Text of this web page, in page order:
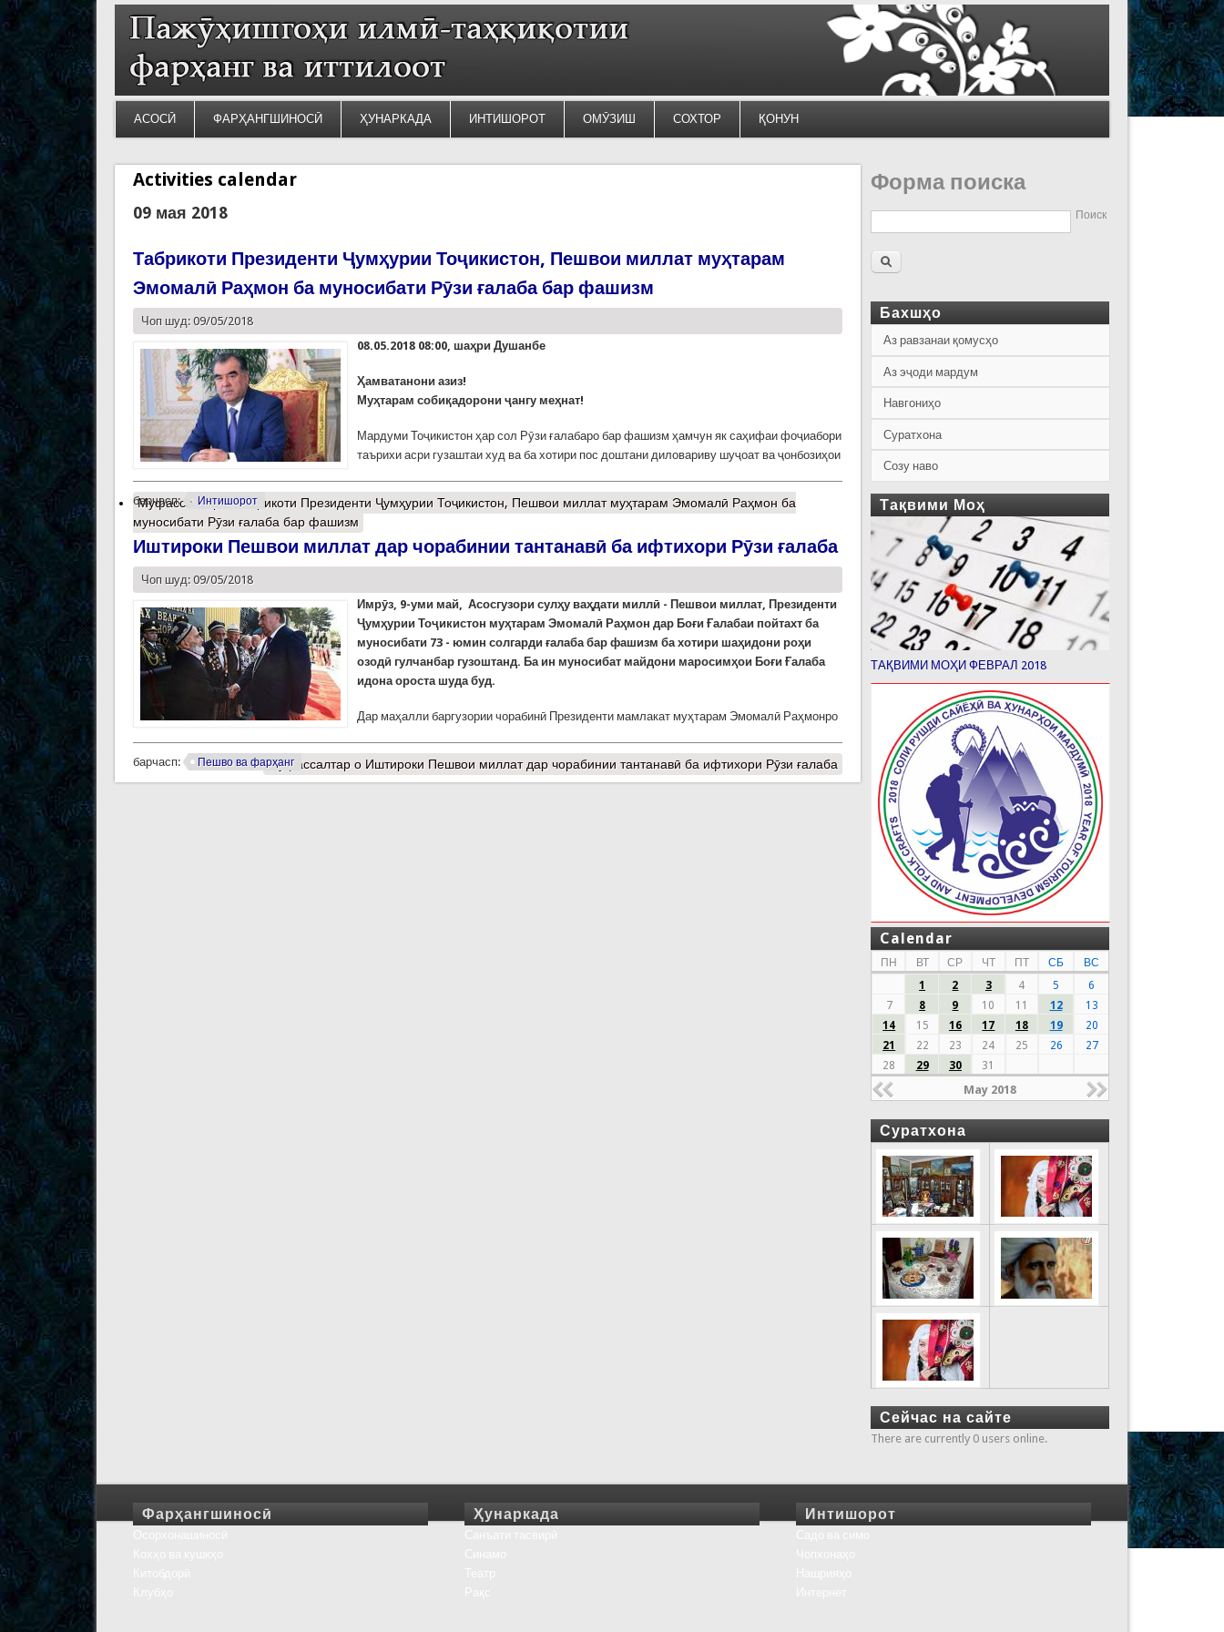
АСОСӢ ФАРҲАНГШИНОСӢ ҲУНАРКАДА ИНТИШОРОТ ОМӮЗИШ СОХТОР ҚОНУН
Activities calendar
09 мая 2018
Табрикоти Президенти Ҷумҳурии Тоҷикистон, Пешвои миллат муҳтарам
Эмомалӣ Раҳмон ба муносибати Рӯзи ғалаба бар фашизм
Чоп шуд: 09/05/2018
08.05.2018 08:00, шаҳри Душанбе
Ҳамватанони азиз!
Муҳтарам собиқадорони ҷангу меҳнат!
Мардуми Тоҷикистон ҳар сол Рӯзи ғалабаро бар фашизм ҳамчун як саҳифаи фоҷиабори
таърихи асри гузаштаи худ ва ба хотири пос доштани диловариву шуҷоат ва ҷонбозиҳои
барчасп: Интишорот
Муфассалтаро Табрикоти Президенти Ҷумҳурии Тоҷикистон, Пешвои миллат муҳтарам Эмомалӣ Раҳмон ба
муносибати Рӯзи ғалаба бар фашизм
Иштироки Пешвои миллат дар чорабинии тантанавӣ ба ифтихори Рӯзи ғалаба
Чоп шуд: 09/05/2018
Имрӯз, 9-уми май, Асосгузори сулҳу ваҳдати миллӣ - Пешвои миллат, Президенти
Ҷумҳурии Тоҷикистон муҳтарам Эмомалӣ Раҳмон дар Боғи Ғалабаи пойтахт ба
муносибати 73 - юмин солгарди ғалаба бар фашизм ба хотири шаҳидони роҳи
озодӣ гулчанбар гузоштанд. Ба ин муносибат майдони маросимҳои Боғи Ғалаба
идона ороста шуда буд.
Дар маҳалли баргузории чорабинӣ Президенти мамлакат муҳтарам Эмомалӣ Раҳмонро
барчасп: Пешво ва фарҳангМуфассалтар о Иштироки Пешвои миллат дар чорабинии тантанавӣ ба ифтихори Рӯзи ғалаба
Форма поиска
Поиск
Бахшҳо
Аз равзанаи қомусҳо
Аз эҷоди мардум
Навгониҳо
Суратхона
Созу наво
Тақвими Моҳ
ТАҚВИМИ МОҲИ ФЕВРАЛ 2018
Calendar
ПН ВТ СР ЧТ ПТ СБ
ВС
1
2 3 4 5
6
7
8 9 10 11 12
13
14
15 16 17 18 19
20
21
22 23 24 25 26
27
28
29 30 31
May 2018
Суратхона
Сейчас на сайте
There are currently 0 users online.
Фарҳангшиносӣ Ҳунаркада Интишорот